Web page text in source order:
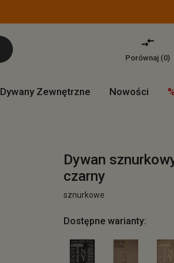
Porównaj (0)
Dywany Zewnętrzne Nowości
Dywan
czarny
sznurkowe
Dostępne warianty: